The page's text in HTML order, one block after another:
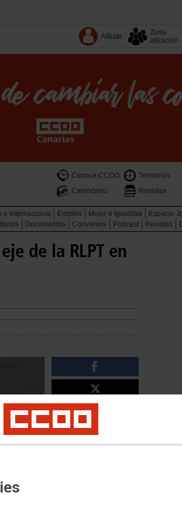
Afíliate
Zona
afiliación
Conoce CCOO Territorios
Calendario
Revistas
e internacional Empleo Mujer e Igualdad Espacio
Documentos Convenios Podcast Revistas
de la RLPT en